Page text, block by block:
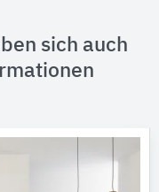
sich auch